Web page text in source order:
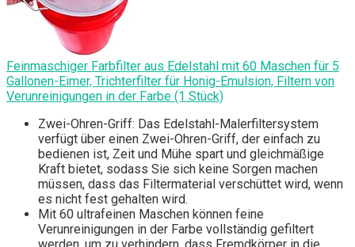
Feinmaschiger Farbfilter aus Edelstahl mit 60 Maschen für 5
Gallonen-Eimer, Trichterfilter für Honig-Emulsion, Filtern von
Verunreinigungen in der Farbe (1 Stück)
Zwei-Ohren-Griff: Das Edelstahl-Malerfiltersystem
verfügt über einen Zwei-Ohren-Griff, der einfach zu
bedienen ist, Zeit und Mühe spart und gleichmäßige
Kraft bietet, sodass Sie sich keine Sorgen machen
müssen, dass das Filtermaterial verschüttet wird, wenn
es nicht fest gehalten wird.
Mit 60 ultrafeinen Maschen können feine
Verunreinigungen in der Farbe vollständig gefiltert